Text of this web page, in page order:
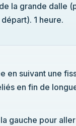
la grande dalle
1 heure.
en suivant une
en fin de
gauche pour